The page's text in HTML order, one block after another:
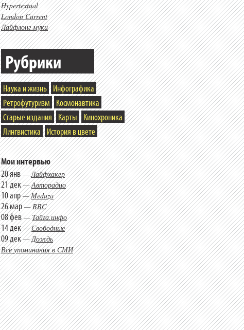
Hypertextual
London Current
Лайфлонг муки
Рубрики
Наука и жизнь Инфографика
Ретрофутуризм
Космонавтика
Старые издания
Карты
Кинохроника
Лингвистика
История в цвете
Мои интервью
20 янв—Лайфхакер
21 дек—Авторадио
10 апр—Meduza
26 мар—BBC
08 фев—Тайга.инфо
14 дек—Свободные
09 дек—Дождь
Все упоминания в СМИ